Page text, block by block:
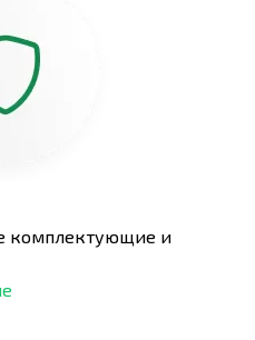
комплектующие и